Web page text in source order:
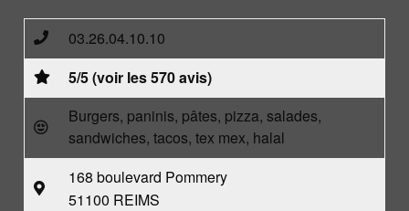
03.26.04.10.10
5/5 (voir les 570 avis)
Burgers, paninis, pâtes, pizza, salades,
sandwiches, tacos, tex mex, halal
168 boulevard Pommery
51100 REIMS